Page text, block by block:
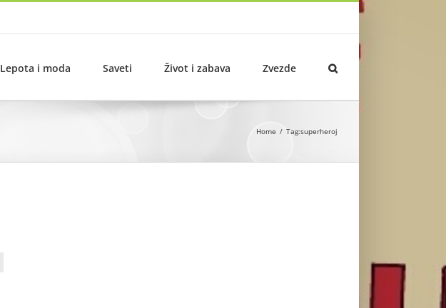
Lepota i moda Saveti Život i zabava Zvezde
Home Tag:superheroj